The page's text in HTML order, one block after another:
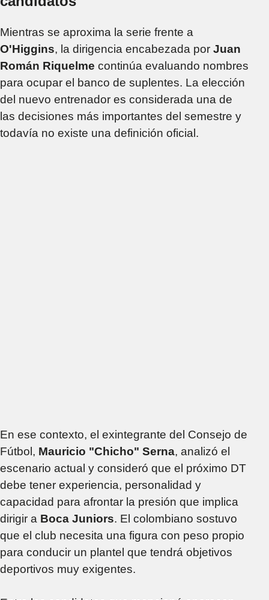
Mientras se aproxima la serie frente a
O'Higgins, la dirigencia encabezada por Juan
Román Riquelme continúa evaluando nombres
para ocupar el banco de suplentes. La elección
del nuevo entrenador es considerada una de
las decisiones más importantes del semestre y
todavía no existe una definición oficial.
En ese contexto, el exintegrante del Consejo de
Fútbol, Mauricio "Chicho" Serna, analizó el
escenario actual y consideró que el próximo DT
debe tener experiencia, personalidad y
capacidad para afrontar la presión que implica
dirigir a Boca Juniors. El colombiano sostuvo
que el club necesita una figura con peso propio
para conducir un plantel que tendrá objetivos
deportivos muy exigentes.